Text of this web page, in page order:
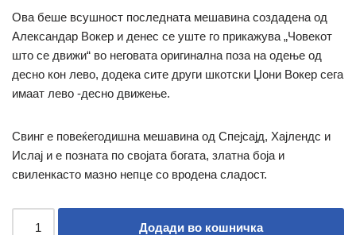
Ова беше всушност последната мешавина создадена од
Александар Вокер и денес се уште го прикажува „Човекот
што се движи“ во неговата оригинална поза на одење од
десно кон лево, додека сите други шкотски Џони Вокер сега
имаат лево -десно движење.
Свинг е повеќегодишна мешавина од Спејсајд, Хајлендс и
Ислај и е позната по својата богата, златна боја и
свиленкасто мазно непце со вродена сладост.
Додади во кошничка